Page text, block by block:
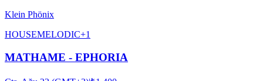
Klein Phönix
HOUSEMELODIC+1
MATHAME - EPHORIA